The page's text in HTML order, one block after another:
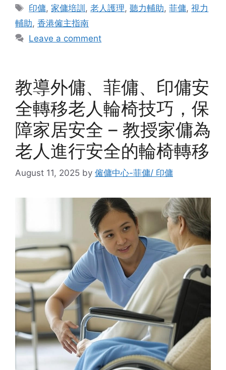
Tags
印傭, 家傭培訓 ,老人護理,聽力輔助,菲傭,視力
輔助, 香港僱主指南
Leave a comment
教導外傭、菲傭、印傭安
全轉移老人輪椅技巧，保
障家居安全 – 教授家傭為
老人進行安全的輪椅轉移
August 11, 2025 by 僱傭中心-菲傭/ 印傭